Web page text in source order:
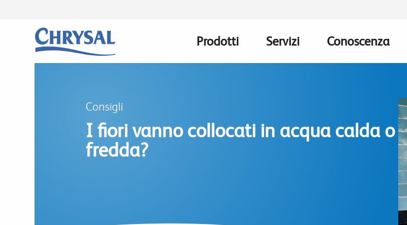
Main
Prodotti Servizi Conoscenza
Consigli
I fiori vanno collocati in acqua calda o
fredda?